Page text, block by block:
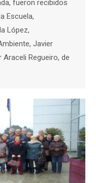
fueron recibidos
Escuela,
López,
Javier
Regueiro, de